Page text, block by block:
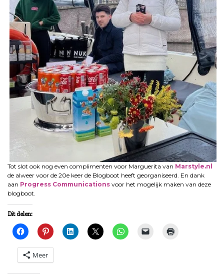
Tot slot ook nog even complimenten voor Marguerita van Marstyle.nl
de alweer voor de 20e keer de Blogboot heeft georganiseerd. En dank
aan Progress Communications voor het mogelijk maken van deze
blogboot.
Dit delen:
Meer